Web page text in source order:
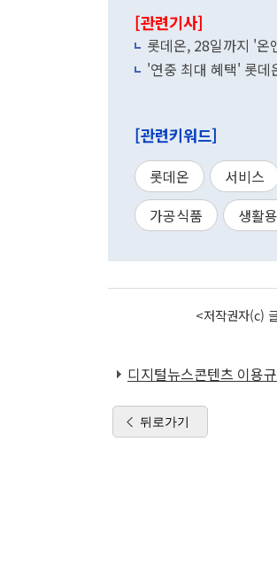
[관련기사]
롯데온, 28일까지 '온
'연중 최대 혜택' 롯
[관련키워드]
롯데온 서비스
가공식품
생활
<저작권자(c)
디지털뉴스콘텐츠 이용
뒤로가기